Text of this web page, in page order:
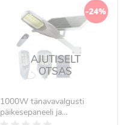
-24%
AJUTISELT
OTSAS
1000W tänavavalgusti
päikesepaneeli ja